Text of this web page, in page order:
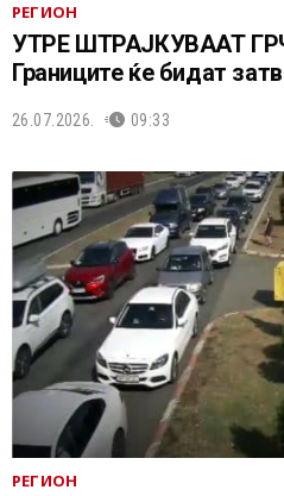
РЕГИОН
УТРЕ ШТРАЈКУВААТ
Границите ќе бидат
26.07.2026. 09:33
РЕГИОН